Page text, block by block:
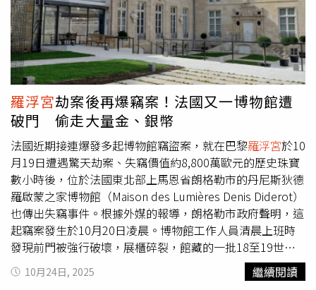
但阿波羅畫廊外僅設有一台朝西的攝影機，未能覆蓋竊賊破
窗而入的位置。她強調：「我們沒有及時偵測到從外部入侵
的罪犯，這正是我們最大的漏洞。」德卡爾斯同時透露，羅
浮宮部分建築的基礎設施老化，導致現代化安全設備難以全
面安裝，「大規模修繕工程從40年前就開始，但只完成了一
半。」德卡爾斯建議政府考慮在館內設立警察局，以強化安
全防護。根據館方資料，被盜的八件珠寶中包括屬於瑪麗王
后與奧坦絲王后的兩頂冠冕。其中一頂為拿破崙三世於
1853年為歐仁妮皇后婚禮特製的珍珠鑽石冠冕，共鑲有逾
1300顆鑽石與200餘顆珍珠。另一頂則以藍寶石與1083顆
鑽石組成。德卡爾斯透露，竊賊在試圖將其中一頂皇冠從展
示櫃裂縫中取出時，導致部分珠寶受損。警方隨後在博物館
外找回被壓碎的皇冠，目前已交由 羅浮宮修復部門進行修
復，「修復工程雖精細，但並非不可能完成。」巴黎檢察官
勞雷貝庫奧（Laure Beccuau）表示，目前已有四名主要嫌
疑人接受調查，但警方不排除有更多共犯。她強調，這起案
件極有可能涉及「有組織犯罪」，但同時不排除內部人員參
羅浮宮劫案後再爆竊案！法國又一博物館遭
破門 偷走大量金、銀幣
法國近期接連爆發多起博物館竊盜案，就在巴黎羅浮宮於10
月19日遭遇驚天劫案、失竊價值約8,800萬歐元的歷史珠寶
數小時後，位於法國東北部上馬恩省朗格勒市的丹尼斯狄德
羅啟蒙之家博物館（Maison des Lumières Denis Diderot）
也傳出失竊事件。根據外媒的報導，朗格勒市政府聲明，這
起竊案發生於10月20日凌晨。博物館工作人員清晨上班時
發現前門被強行破壞，展櫃碎裂，館藏的一批18至19世紀
金銀幣遭竊。警方初步調查顯示，竊賊犯案有計劃且手法專
業，僅挑走部分高價值展品，其他文物則未受損。被盜物品
10月24日, 2025 繼續閱讀